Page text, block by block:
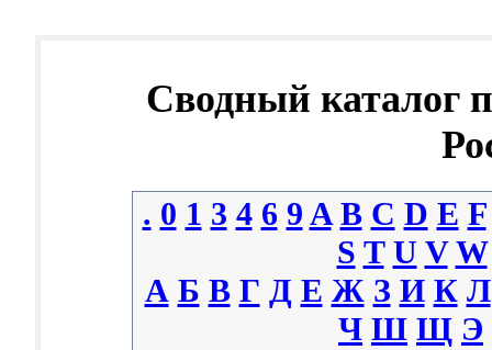
Сводный каталог
. 0 1 3 4 6 9 A B C D E F
S T U V W
А Б В Г Д Е Ж З И К Л
Ч Ш Щ Э